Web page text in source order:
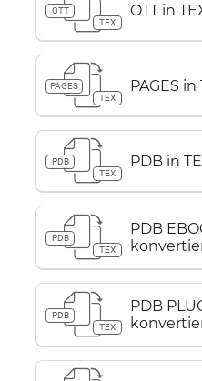
OTT
TEX
OTT in
PAGES
TEX
PAGES
PDB
TEX
PDB in
PDB
TEX
PDB
PDB
TEX
PDB